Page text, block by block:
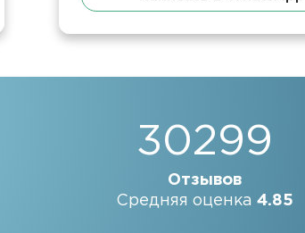
30299
Отзывов
Средняя оценка 4.85